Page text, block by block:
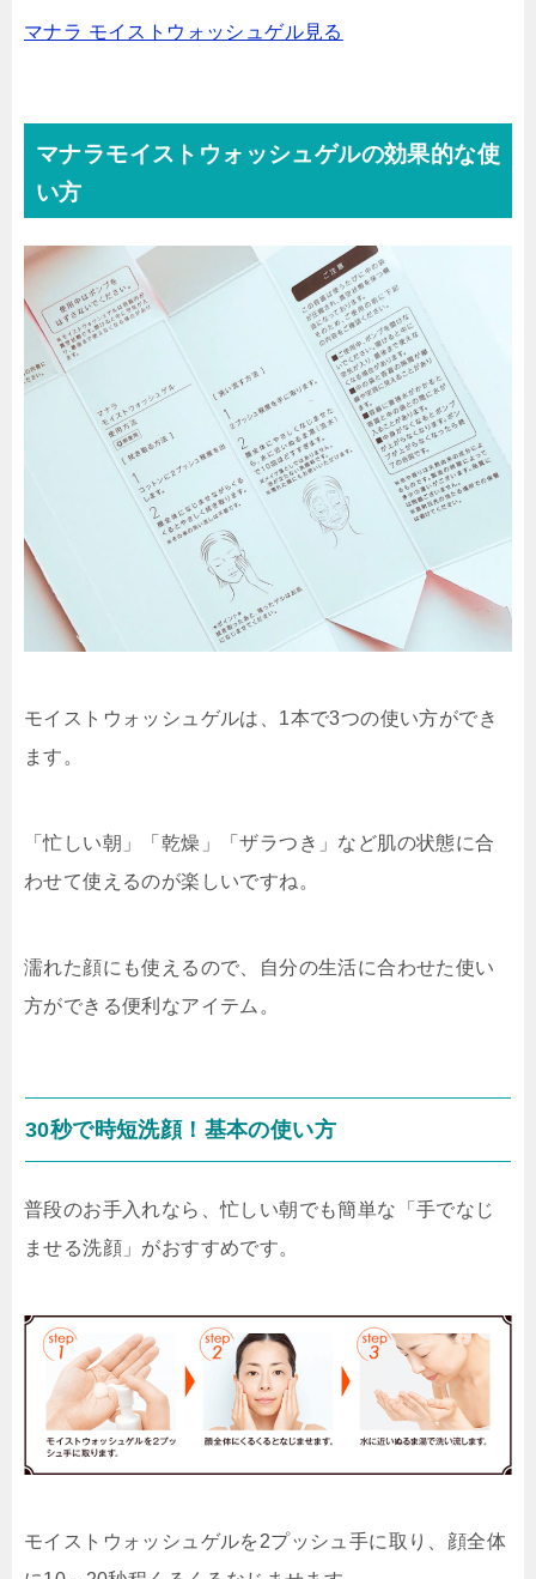
マナラ モイストウォッシュゲル見る
マナラモイストウォッシュゲルの効果的な使
い方
モイストウォッシュゲルは、1本で3つの使い方ができ
ます。
「忙しい朝」「乾燥」「ザラつき」など肌の状態に合
わせて使えるのが楽しいですね。
濡れた顔にも使えるので、自分の生活に合わせた使い
方ができる便利なアイテム。
30秒で時短洗顔！基本の使い方
普段のお手入れなら、忙しい朝でも簡単な「手でなじ
ませる洗顔」がおすすめです。
モイストウォッシュゲルを2プッシュ手に取り、顔全体